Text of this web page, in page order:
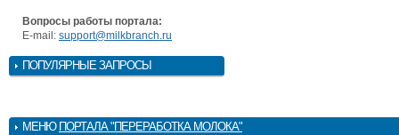
Вопросы работы портала:
E-mail: support@milkbranch.ru
ПОПУЛЯРНЫЕ ЗАПРОСЫ
МЕНЮ ПОРТАЛА "ПЕРЕРАБОТКА МОЛОКА"